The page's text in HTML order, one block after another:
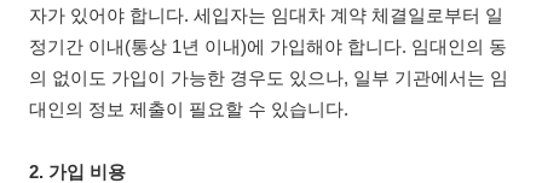
자가 있어야 합니다. 세입자는 임대차 계약 체결일로부터 일
정기간 이내(통상 1년 이내)에 가입해야 합니다. 임대인의 동
의 없이도 가입이 가능한 경우도 있으나, 일부 기관에서는 임
대인의 정보 제출이 필요할 수 있습니다.
2. 가입 비용